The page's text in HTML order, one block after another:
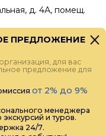
д. 4А, помещ.
ПРЕДЛОЖЕНИЕ
для вас
предложение для
от 2% до 9%
менеджера
и туров.
24/7.